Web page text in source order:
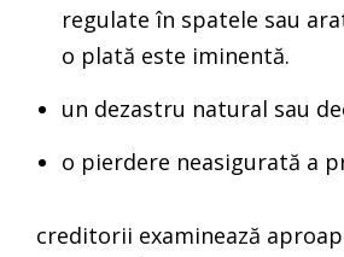
regulate în spatele sau
o plată este iminentă.
un dezastru natural sau
o pierdere neasigurată a
creditorii examinează